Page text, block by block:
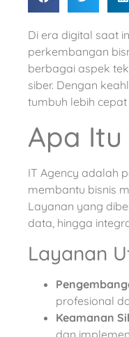
Di era digital saat
perkembangan
berbagai aspek
siber. Dengan
tumbuh lebih cepat
Apa Itu
IT Agency adalah
membantu bisnis
Layanan yang
data, hingga
Layanan
profesional
Keamanan
dan